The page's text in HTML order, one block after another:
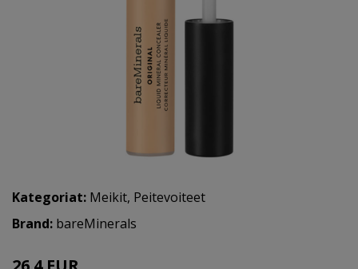
Kategoriat: Meikit, Peitevoiteet
Brand: bareMinerals